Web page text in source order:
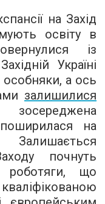
на Захід
освіту в
із
Україні
а ось
залишилися
на
почнуть
роботяги, що